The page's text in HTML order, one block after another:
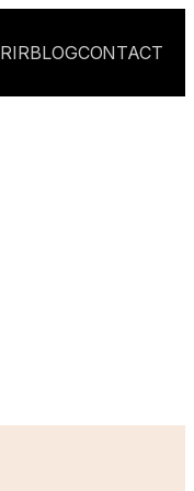
BLOGCONTACT